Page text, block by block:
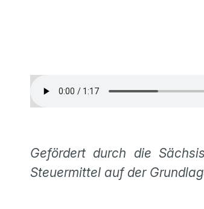
Gefördert durch die
Steuermittel auf der